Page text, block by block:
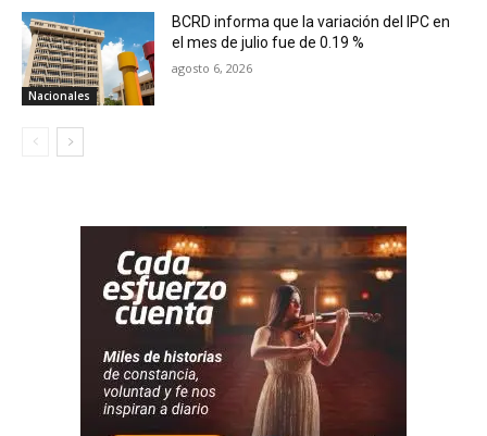
Nacionales
BCRD informa que la variación del IPC en
el mes de julio fue de 0.19 %
agosto 6, 2026